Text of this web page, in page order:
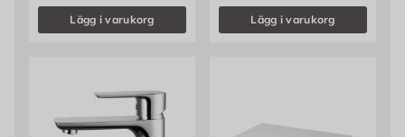
Lägg i varukorg Lägg i varukorg